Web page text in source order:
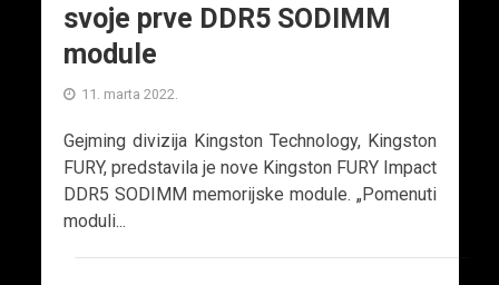
svoje prve DDR5 SODIMM
module
11. marta 2022.
Gejming divizija Kingston Technology, Kingston
FURY, predstavila je nove Kingston FURY Impact
DDR5 SODIMM memorijske module. „Pomenuti
moduli...